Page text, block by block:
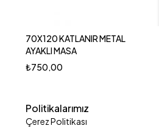
70X120 KATLANIR METAL
AYAKLI MASA
₺750,00
Politikalarımız
Çerez Politikası